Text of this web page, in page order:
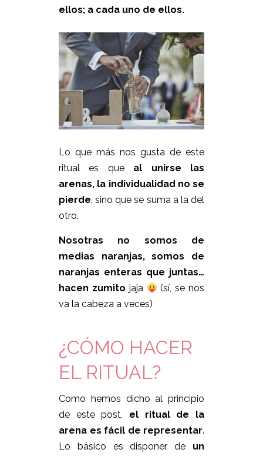
ellos; a cada uno de ellos.
Lo que más nos gusta de este
ritual es que al unirse las
arenas, la individualidad no se
pierde, sino que se suma a la del
otro.
Nosotras no somos de
medias naranjas, somos de
naranjas enteras que juntas…
hacen zumito jaja
(sí, se nos
va la cabeza a veces)
¿CÓMO HACER
EL RITUAL?
Como hemos dicho al principio
de este post, el ritual de la
arena es fácil de representar.
Lo básico es disponer de un